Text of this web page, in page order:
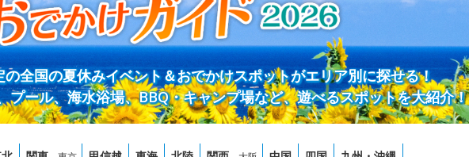
全国の夏休みイベント＆おでかけスポットがエリア別に探せる！
プール、海水浴場、BBQ・キャンプ場など、遊べるスポットを大紹介！